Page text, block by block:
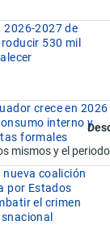
y el
2026-2027 de
530 mil
crece en 2026
interno y
formales
coalición
por Estados
el crimen